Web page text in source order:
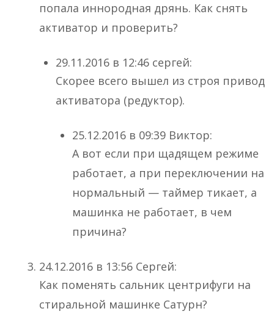
попала иннородная дрянь. Как снять
активатор и проверить?
29.11.2016 в 12:46 сергей:
Скорее всего вышел из строя привод
активатора (редуктор).
25.12.2016 в 09:39 Виктор:
А вот если при щадящем режиме
работает, а при переключении на
нормальный — таймер тикает, а
машинка не работает, в чем
причина?
24.12.2016 в 13:56 Сергей:
Как поменять сальник центрифуги на
стиральной машинке Сатурн?